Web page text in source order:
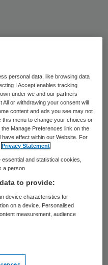
de Sint
ingang van 20
en een nieuw lid.
tot voorzitter en
lid.
de Vries
de
overneemt.
de raad van
tijd als
op als voorzitter.
personal data, like browsing data
I Accept enables tracking
under we and our partners
All or withdrawing your consent will
content and ads you see may not
menu to change your choices or
Manage Preferences link on the
effect within our Website. For
Privacy Statement
and statistical cookies,
a person
to provide:
device characteristics for
on a device. Personalised
measurement, audience